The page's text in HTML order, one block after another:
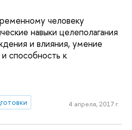
человеку
навыки целеполагания
и влияния, умение
способность к
4 апреля, 2017 г.